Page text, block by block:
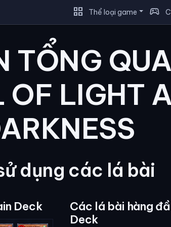
grid_view Thể loại game sports_esports
TỔNG
OF LIGHT
dụng các lá bài
Deck
Các lá bài hàng
Deck